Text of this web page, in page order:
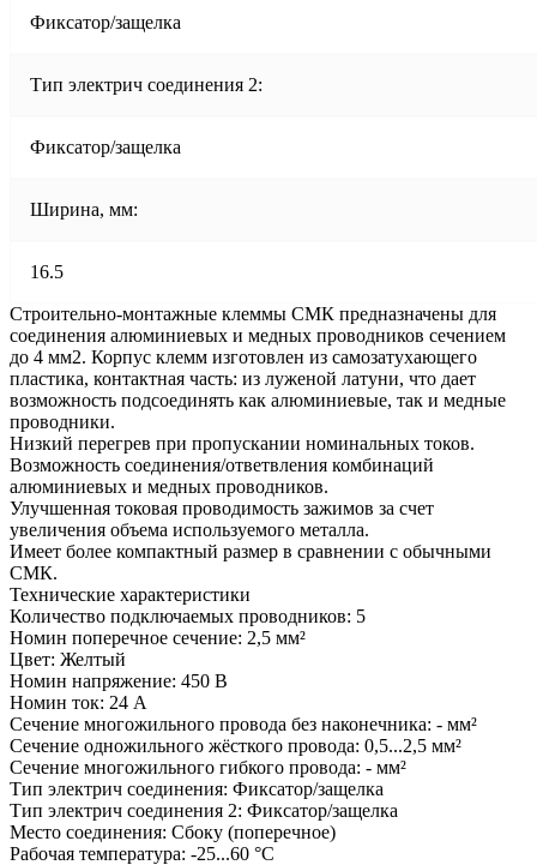
Фиксатор/защелка
Тип электрич соединения 2:
Фиксатор/защелка
Ширина, мм:
16.5
Строительно-монтажные клеммы СМК предназначены для
соединения алюминиевых и медных проводников сечением
до 4 мм2. Корпус клемм изготовлен из самозатухающего
пластика, контактная часть: из луженой латуни, что дает
возможность подсоединять как алюминиевые, так и медные
проводники.
Низкий перегрев при пропускании номинальных токов.
Возможность соединения/ответвления комбинаций
алюминиевых и медных проводников.
Улучшенная токовая проводимость зажимов за счет
увеличения объема используемого металла.
Имеет более компактный размер в сравнении с обычными
СМК.
Технические характеристики
Количество подключаемых проводников: 5
Номин поперечное сечение: 2,5 мм²
Цвет: Желтый
Номин напряжение: 450 В
Номин ток: 24 А
Сечение многожильного провода без наконечника: - мм²
Сечение одножильного жёсткого провода: 0,5...2,5 мм²
Сечение многожильного гибкого провода: - мм²
Тип электрич соединения: Фиксатор/защелка
Тип электрич соединения 2: Фиксатор/защелка
Место соединения: Сбоку (поперечное)
Рабочая температура: -25...60 °C